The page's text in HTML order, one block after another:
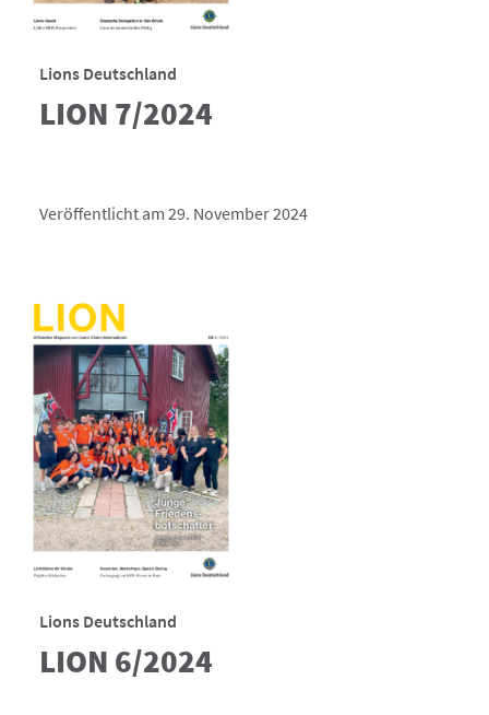
Lions Deutschland
LION 7/2024
Veröffentlicht am 29. November 2024
Lions Deutschland
LION 6/2024